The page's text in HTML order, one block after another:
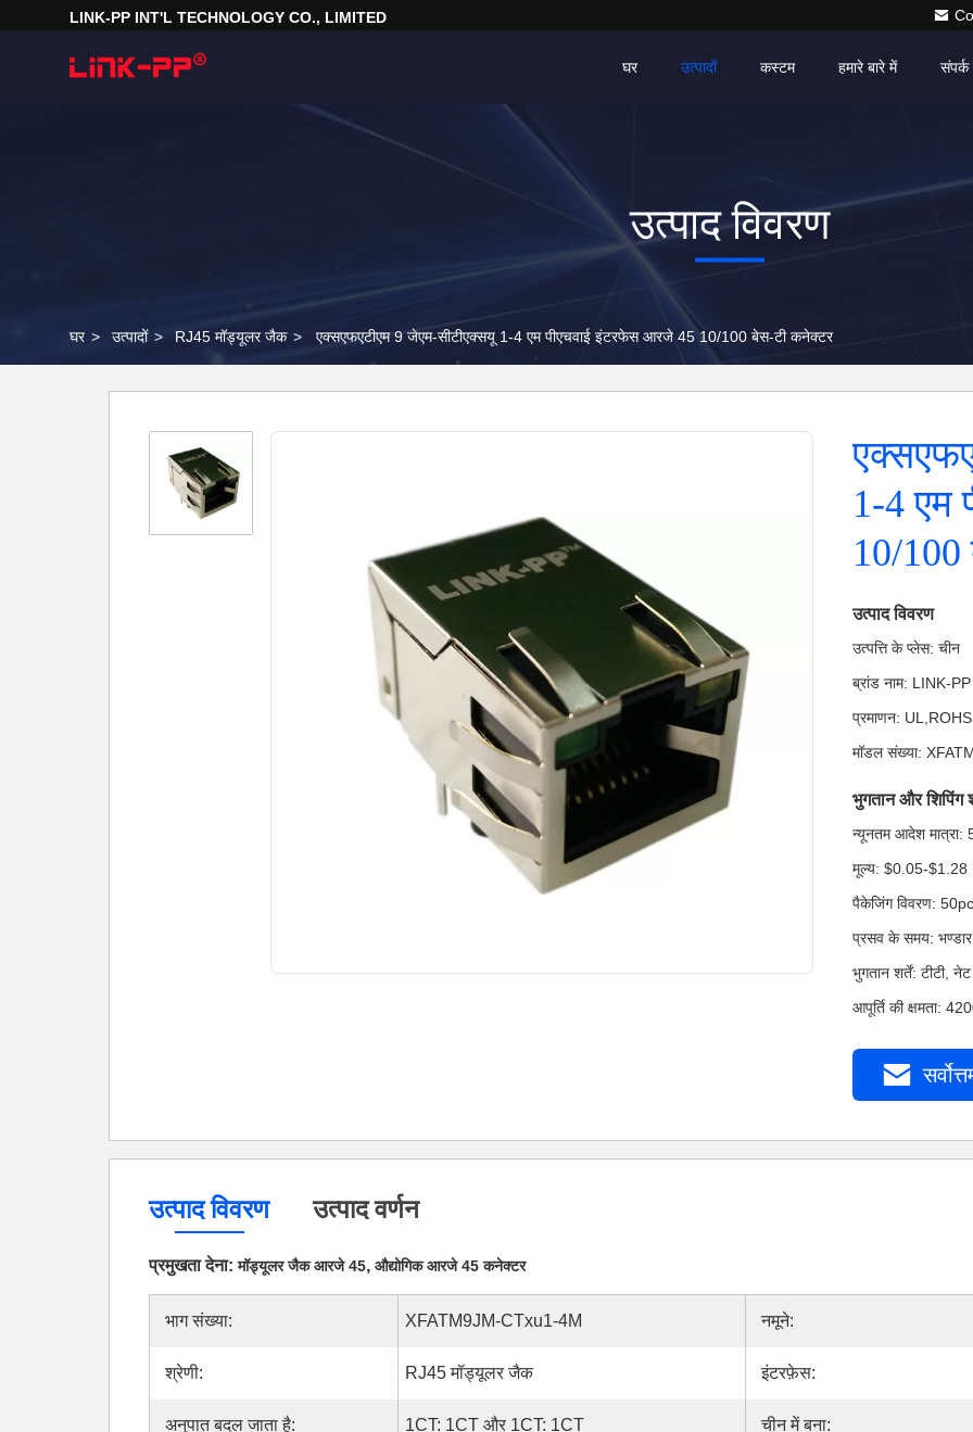
LINK-PP INT'L TECHNOLOGY CO., LIMITED
घर उत्पादों हमारे बारे में
कस्टम
उत्पाद विवरण
घर > उत्पादों > RJ45 मॉड्यूलर जैक > एक्सएफएटीएम 9 जेएम-सीटीएक्सयू 1-4 एम पीएचवाई इंटरफेस आरजे 45 10/100 बेस-टी कनेक्टर
1-4 एम
10/
उत्पाद विवरण
उत्पत्ति के प्लेस: चीन
ब्रांड नाम: LINK-PP
प्रमाणन:
मॉडल संख्या:
भुगतान और शिपिंग
न्यूनतम आदेश
मूल्य: $0.05-$1.28
पैकेजिंग विवरण:
प्रसव के समय: भण्डार
भुगतान शर्तें: टीटी,
आपूर्ति की क्षमता:
उत्पाद विवरण उत्पाद वर्णन
प्रमुखता देना:मॉड्यूलर जैक आरजे 45, औद्योगिक आरजे 45 कनेक्टर
भाग संख्या: XFATM9JM-CTxu1-4M नमूने:
श्रेणी: RJ45 मॉड्यूलर जैक इंटरफ़ेस:
अनुपात बदल जाता है: 1CT: 1CT और 1CT: 1CT चीन में बना: